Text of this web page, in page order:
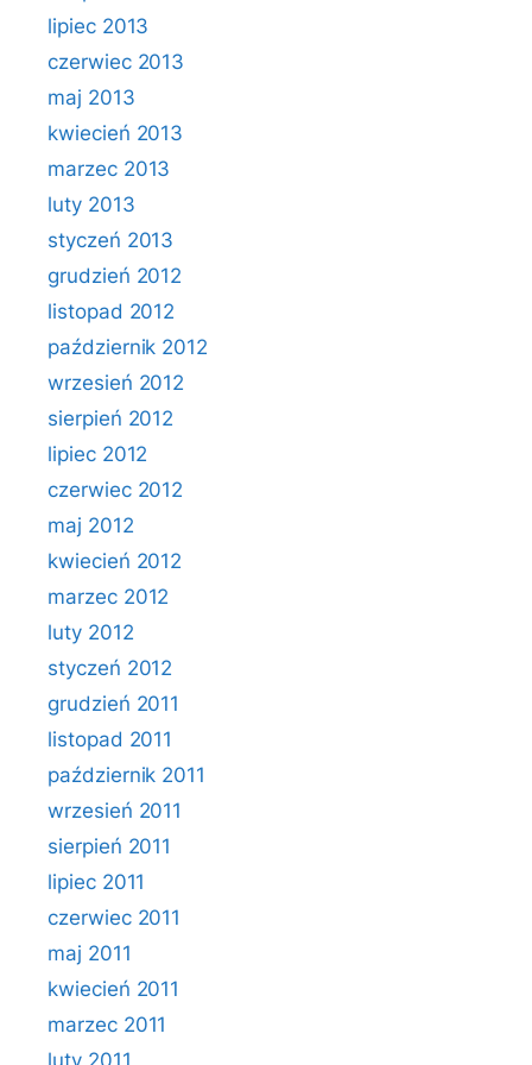
lipiec 2013
czerwiec 2013
maj 2013
kwiecień 2013
marzec 2013
luty 2013
styczeń 2013
grudzień 2012
listopad 2012
październik 2012
wrzesień 2012
sierpień 2012
lipiec 2012
czerwiec 2012
maj 2012
kwiecień 2012
marzec 2012
luty 2012
styczeń 2012
grudzień 2011
listopad 2011
październik 2011
wrzesień 2011
sierpień 2011
lipiec 2011
czerwiec 2011
maj 2011
kwiecień 2011
marzec 2011
luty 2011